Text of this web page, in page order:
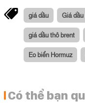
giá dầu Giá
giá dầu thô brent
Eo biển Hormuz
Có thể bạn